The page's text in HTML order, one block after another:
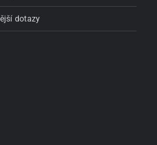
dotazy